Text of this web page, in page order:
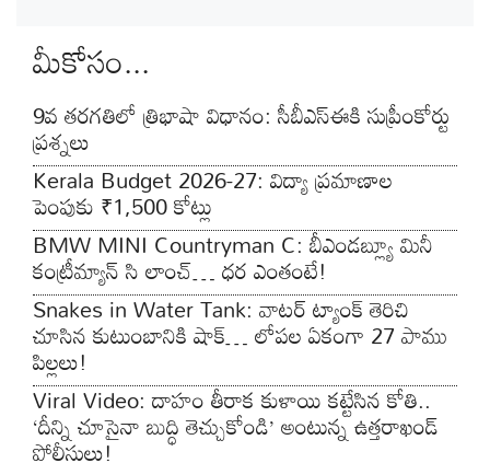
మీకోసం...
9వ తరగతిలో త్రిభాషా విధానం: సీబీఎస్‌ఈకి సుప్రీంకోర్టు
ప్రశ్నలు
Kerala Budget 2026-27: విద్యా ప్రమాణాల
పెంపుకు ₹1,500 కోట్లు
BMW MINI Countryman C: బీఎండబ్ల్యూ మినీ
కంట్రీమ్యాన్ సి లాంచ్… ధర ఎంతంటే!
Snakes in Water Tank: వాటర్ ట్యాంక్ తెరిచి
చూసిన కుటుంబానికి షాక్… లోపల ఏకంగా 27 పాము
పిల్లలు!
Viral Video: దాహం తీరాక కుళాయి కట్టేసిన కోతి..
‘దీన్ని చూసైనా బుద్ధి తెచ్చుకోండి’ అంటున్న ఉత్తరాఖండ్
పోలీసులు!